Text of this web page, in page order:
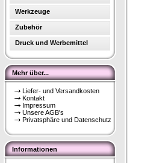
Werkzeuge
Zubehör
Druck und Werbemittel
Mehr über...
Liefer- und Versandkosten
Kontakt
Impressum
Unsere AGB's
Privatsphäre und Datenschutz
Informationen